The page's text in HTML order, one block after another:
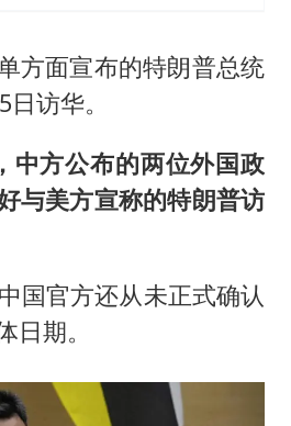
方面宣布的特朗普总统
访华。
中方公布的两位外国政
与美方宣称的特朗普访
国官方还从未正式确认
日期。